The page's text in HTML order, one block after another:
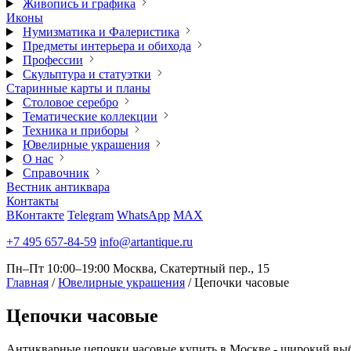
Живопись и графика
Иконы
Нумизматика и Фалеристика
Предметы интерьера и обихода
Профессии
Скульптура и статуэтки
Старинные карты и планы
Столовое серебро
Тематические коллекции
Техника и приборы
Ювелирные украшения
О нас
Справочник
Вестник антиквара
Контакты
ВКонтакте Telegram WhatsApp MAX
+7 495 657-84-59 info@artantique.ru
Пн–Пт 10:00–19:00 Москва, Скатертный пер., 15
Главная / Ювелирные украшения / Цепочки часовые
Цепочки часовые